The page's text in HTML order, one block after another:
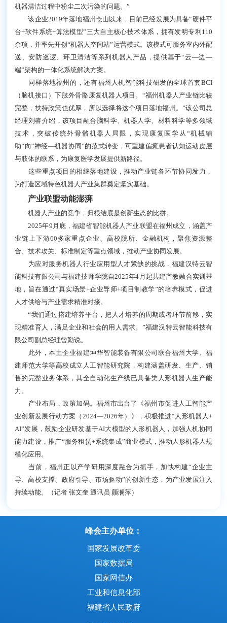
机器清洁过程中粉尘二次污染的问题。”
该企业2019年落地福州仓山以来，目前已经发展为具备“硬件平
台+软件系统+算法模型”三大自主核心技术体系，拥有发明专利110
余项，并率先开创“机器人空间站”运营模式。该模式可服务室内外配
送、安防巡逻、环卫清洁等系列机器人产品，提供基于“云—边—
端”架构的一体化系统解决方案。
同样落地福州的，还有福州人机智能科技研发的全球首套BCI
（脑机接口）下肢外骨骼康复机器人项目。“福州机器人产业链比较
完整，扶持政策也优厚，所以选择将这个项目落地福州。”该公司总
经理刘睿介绍，该项目融合脑科学、机器人学、材料科学等多领域
技术，突破传统外骨骼机器人局限，实现康复医学从“机械辅
助”向“神经—机器协同”的范式转变，可重建偏瘫患者认知运动皮层
与肢体的联系，为康复医学发展提供新路径。
这些重点项目的相继落地建设，推动产业链各环节协同发力，
为打造区域特色机器人产业集群奠定坚实基础。
产业联盟动能澎湃
机器人产业的竞争，归根结底是创新生态的比拼。
2025年9月底，福建省智能机器人产业联盟在福州成立，涵盖产
业链上下游60多家重点企业、高校院所、金融机构，聚焦资源整
合、技术攻关、标准制定等重点领域，推动产业协同发展。
为应对服务机器人行业应用型人才紧缺的挑战，福建汉特云智
能科技有限公司与福建技师学院自2025年4月起共建产教融合实训基
地，旨在通过“真实场景+企业导师+项目制教学”的培养模式，促进
人才供给与产业需求精准对接。
“我们通过搭建培养平台，把人才培养的周期或者环节前移，实
现精准育人，满足企业和社会的用人需求。”福建汉特云智能科技有
限公司副总经理曾勤说。
此外，本土企业福建坤华智能装备有限公司联合福州大学、福
建师范大学等高校成立人工智能研究院，构建涵盖研发、生产、销
售的完整业务体系，其全自动化生产线已具备类人形机器人生产能
力。
产业布局，政策加码。福州市出台了《福州市促进人工智能产
业创新发展行动方案（2024—2026年）》，积极推进“人形机器人+
AI”发展，鼓励企业研发基于AI大模型的人形机器人，加强人机协同
能力建设，推广“服务租赁+系统集成”商业模式，推动人形机器人规
模化应用。
当前，福州正以产学研用深度融合为抓手，加快构建“企业主
导、高校支撑、政府引导、市场驱动”的创新生态，为产业发展注入
持续动能。（记者 张文奎 通讯员 颜澜萍）
峰会主办单位：
国家发展改革委
国家数据局
国家网信办
工业和信息化部
福建省人民政府